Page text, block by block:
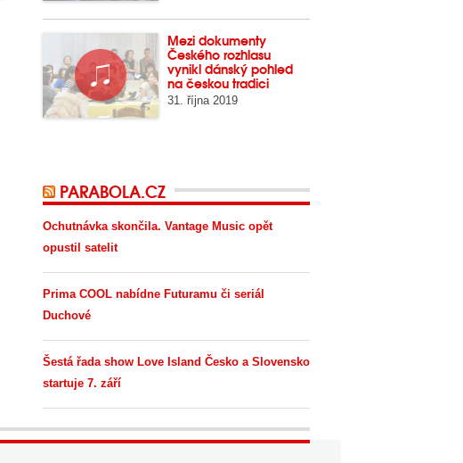
Mezi dokumenty
Českého rozhlasu
vynikl dánský pohled
na českou tradici
31. října 2019
PARABOLA.CZ
Ochutnávka skončila. Vantage Music opět
opustil satelit
Prima COOL nabídne Futuramu či seriál
Duchové
Šestá řada show Love Island Česko a Slovensko
startuje 7. září